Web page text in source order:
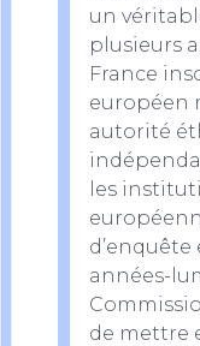
un
plusieurs
France
européen
autorité
les
d’enquête
années-
de mettre